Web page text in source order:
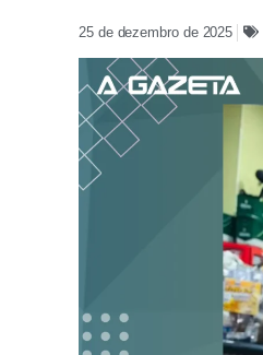
25 de dezembro de 2025